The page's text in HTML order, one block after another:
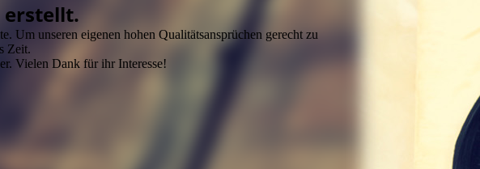
erstellt.
Um unseren eigenen hohen Qualitätsansprüchen gerecht zu
Zeit.
Vielen Dank für ihr Interesse!